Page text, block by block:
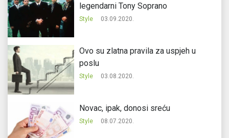
legendarni Tony Soprano
Style 03.09.2020.
Ovo su zlatna pravila za uspjeh u
poslu
Style 03.08.2020.
Novac, ipak, donosi sreću
Style 08.07.2020.